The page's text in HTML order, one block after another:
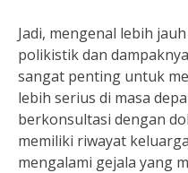
Jadi, mengenal lebih
polikistik dan
sangat penting untuk
lebih serius di masa
berkonsultasi dengan
memiliki riwayat
mengalami gejala yang